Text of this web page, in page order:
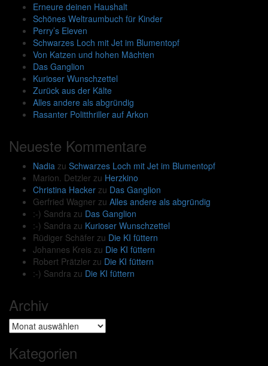
Erneure deinen Haushalt
Schönes Weltraumbuch für Kinder
Perry’s Eleven
Schwarzes Loch mit Jet im Blumentopf
Von Katzen und hohen Mächten
Das Ganglion
Kurioser Wunschzettel
Zurück aus der Kälte
Alles andere als abgründig
Rasanter Politthriller auf Arkon
Neueste Kommentare
Nadia zu Schwarzes Loch mit Jet im Blumentopf
Marion. Detzler zu Herzkino
Christina Hacker zu Das Ganglion
Gerfried Wagner zu Alles andere als abgründig
:-) Sandra zu Das Ganglion
:-) Sandra zu Kurioser Wunschzettel
Rüdiger Schäfer zu Die KI füttern
Johannes Kreis zu Die KI füttern
Robert Prätzler zu Die KI füttern
:-) Sandra zu Die KI füttern
Archiv
Archiv
Kategorien